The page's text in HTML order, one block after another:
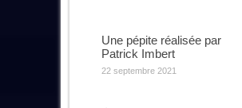
Une pépite réalisée par
Patrick Imbert
22 septembre 2021